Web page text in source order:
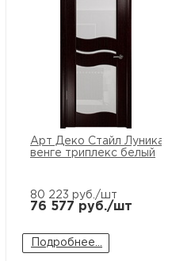
Арт Деко Стайл Луника-6
венге триплекс белый
80 223 руб./шт
76 577 руб./шт
Подробнее...